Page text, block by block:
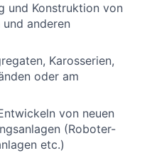
und Konstruktion von
anderen
Karosserien,
oder am
von neuen
(Roboter-
etc.)